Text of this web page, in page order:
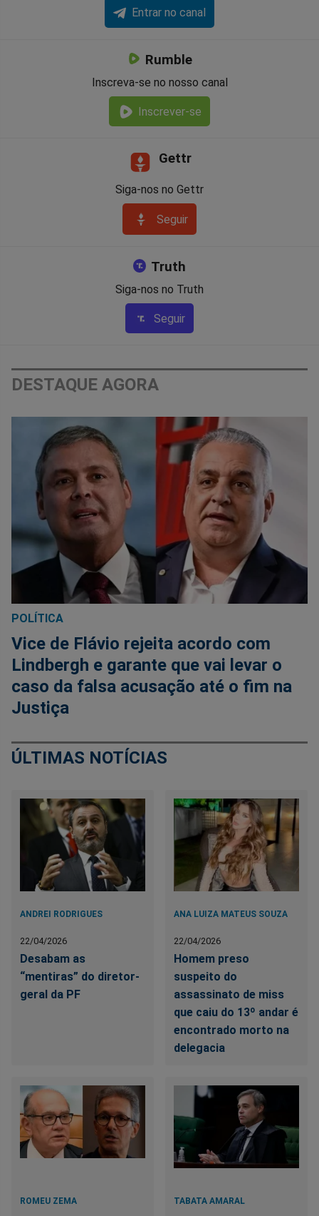
Entrar no canal
Rumble
Inscreva-se no nosso canal
Inscrever-se
Gettr
Siga-nos no Gettr
Seguir
Truth
Siga-nos no Truth
Seguir
DESTAQUE AGORA
POLÍTICA
Vice de Flávio rejeita acordo com
Lindbergh e garante que vai levar o
caso da falsa acusação até o fim na
Justiça
ÚLTIMAS NOTÍCIAS
ANDREI RODRIGUES
22/04/2026
Desabam as
“mentiras” do diretor-
geral da PF
ANA LUIZA MATEUS SOUZA
22/04/2026
Homem preso
suspeito do
assassinato de miss
que caiu do 13º andar é
encontrado morto na
delegacia
ROMEU ZEMA TABATA AMARAL